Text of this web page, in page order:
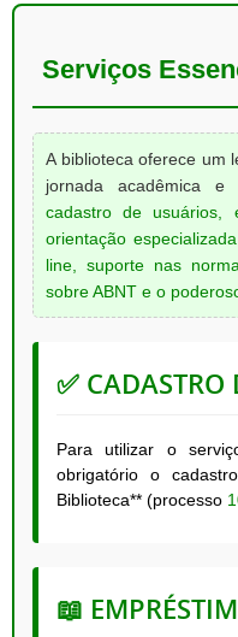
Serviços
A biblioteca oferece um
jornada acadêmica
cadastro de usuários,
orientação
line, suporte nas
sobre ABNT e o
✅ CADASTRO
Para utilizar o
obrigatório o
Biblioteca** (processo
📖